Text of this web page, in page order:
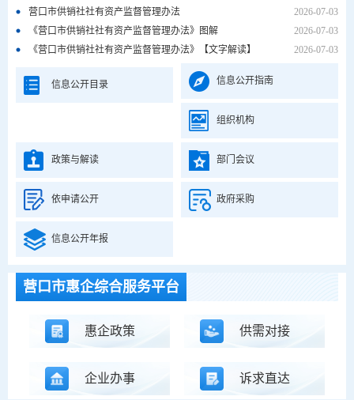
营口市供销社社有资产监督管理办法
2026-07-03
《营口市供销社社有资产监督管理办法》图解
2026-07-03
《营口市供销社社有资产监督管理办法》【文字解读】
2026-07-03
信息公开目录 信息公开指南
组织机构
政策与解读 部门会议
依申请公开 政府采购
信息公开年报
营口市惠企综合服务平台
惠企政策 供需对接
企业办事 诉求直达
信用营口